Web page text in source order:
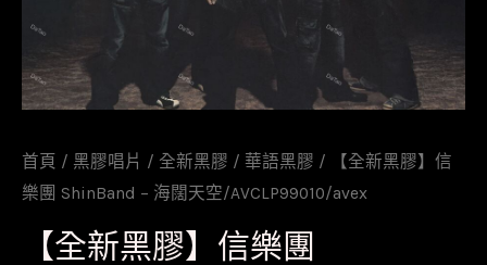
首頁 / 黑膠唱片 / 全新黑膠 / 華語黑膠 / 【全新黑膠】信
樂團 ShinBand – 海闊天空/AVCLP99010/avex
【全新黑膠】信樂團